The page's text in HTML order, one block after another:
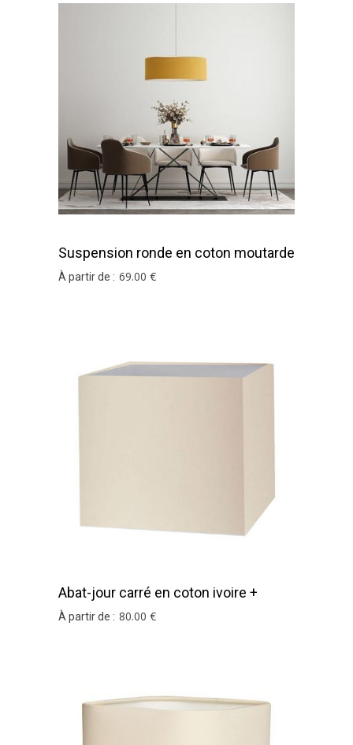
Suspension ronde en coton moutarde
À partir de : 69.00 €
Abat-jour carré en coton ivoire +
bordure noire haut et bas
À partir de : 80.00 €